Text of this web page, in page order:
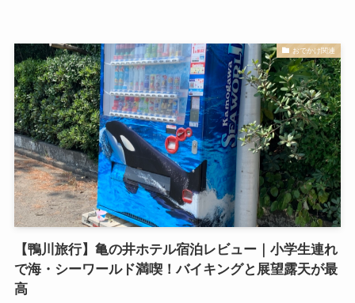
おでかけ関連
【鴨川旅行】亀の井ホテル宿泊レビュー｜小学生連れ
で海・シーワールド満喫！バイキングと展望露天が最
高